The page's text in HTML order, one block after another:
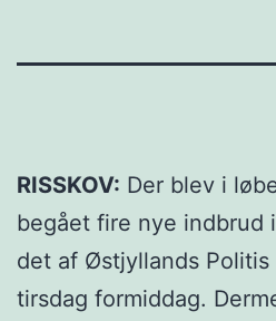
RISSKOV: Der blev i
begået fire nye indbrud
det af Østjyllands
tirsdag formiddag.